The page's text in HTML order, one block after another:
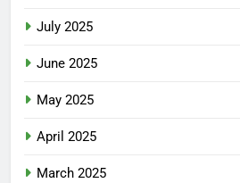
July 2025
June 2025
May 2025
April 2025
March 2025